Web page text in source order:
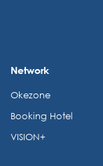
Network
Okezone
Booking Hotel
VISION+